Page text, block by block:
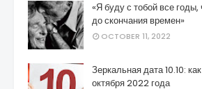
«Я буду с тобой все годы,
до скончания времен»
OCTOBER 11, 2022
Зеркальная дата 10.10:
октября 2022 года